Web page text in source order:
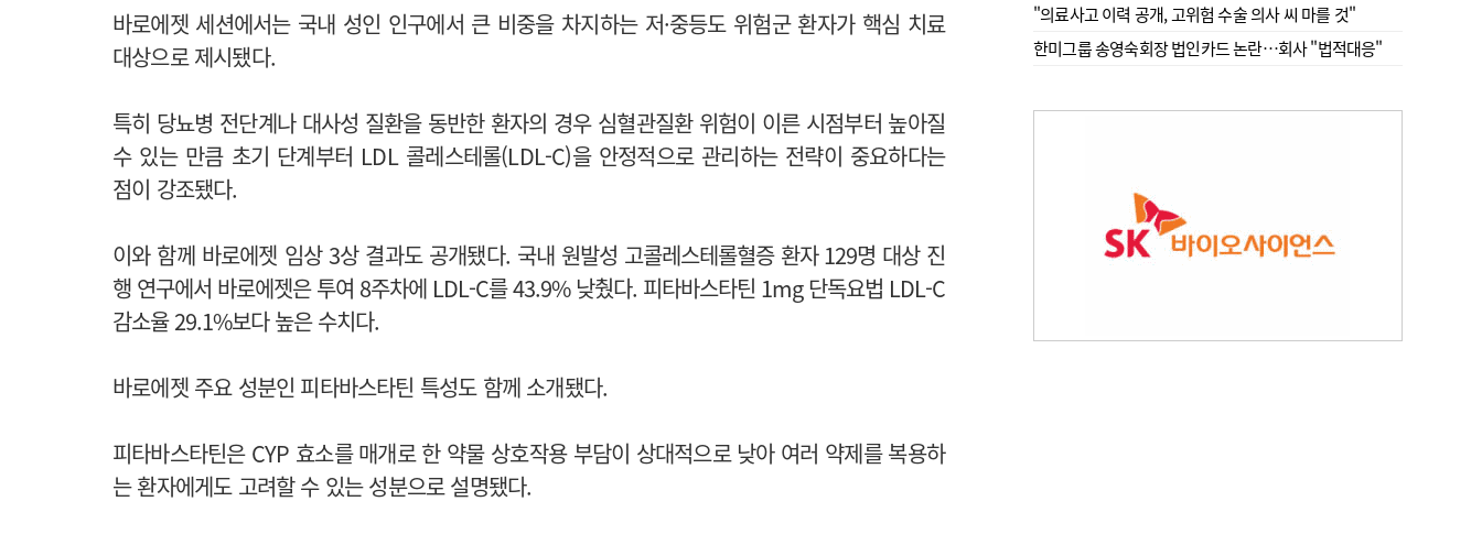
바로에젯 세션에서는 국내 성인 인구에서 큰 비중을 차지하는 저·중등도 위험군 환자가 핵심 치료
대상으로 제시됐다.
특히 당뇨병 전단계나 대사성 질환을 동반한 환자의 경우 심혈관질환 위험이 이른 시점부터 높아질
수 있는 만큼 초기 단계부터 LDL 콜레스테롤(LDL-C)을 안정적으로 관리하는 전략이 중요하다는
점이 강조됐다.
이와 함께 바로에젯 임상 3상 결과도 공개됐다. 국내 원발성 고콜레스테롤혈증 환자 129명 대상 진
행 연구에서 바로에젯은 투여 8주차에 LDL-C를 43.9% 낮췄다. 피타바스타틴 1mg 단독요법 LDL-C
감소율 29.1%보다 높은 수치다.
바로에젯 주요 성분인 피타바스타틴 특성도 함께 소개됐다.
피타바스타틴은 CYP 효소를 매개로 한 약물 상호작용 부담이 상대적으로 낮아 여러 약제를 복용하
는 환자에게도 고려할 수 있는 성분으로 설명됐다.
"의료사고 이력 공개, 고위험 수술 의사 씨 마를 것"
한미그룹 송영숙회장 법인카드 논란…회사 "법적대응"